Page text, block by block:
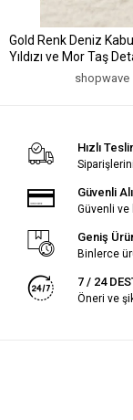
Gold Renk Deniz
Yıldızı ve Mor Taş
shopwave
Hızlı
Güvenli
Güvenli
Geniş
Binlerce
7 / 24
Öneri ve